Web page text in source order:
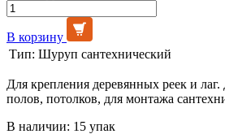
В корзину
Тип: Шуруп сантехнический
Для крепления деревянных реек и
полов, потолков, для монтажа
В наличии: 15 упак